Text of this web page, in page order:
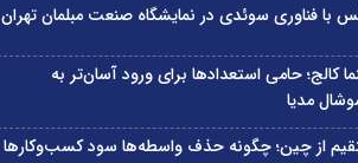
با فناوری سوئدی در نمایشگاه صنعت مبلمان تهران
کالج؛ حامی استعدادها برای ورود آسان‌تر به
مدیا
از چین؛ چگونه حذف واسطه‌ها سود کسب‌وکارها